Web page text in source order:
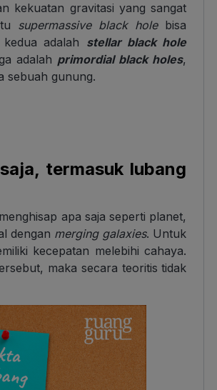
kekuatan gravitasi yang sangat
supermassive black holebisa
adalah stellar black hole
adalah primordial black holes,
sebuah gunung.
termasuk lubang
apa saja seperti planet,
dengan merging galaxies. Untuk
kecepatan melebihi cahaya.
maka secara teoritis tidak